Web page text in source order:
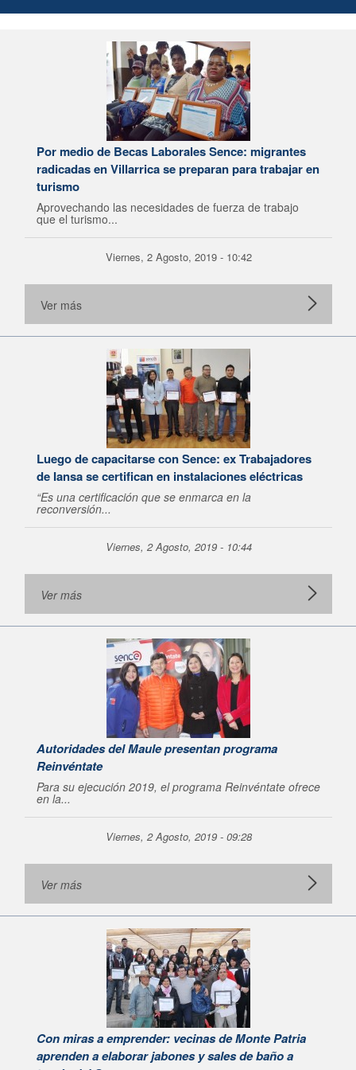
Por medio de Becas Laborales Sence: migrantes
radicadas en Villarrica se preparan para trabajar en
turismo
Aprovechando las necesidades de fuerza de trabajo
que el turismo...
Viernes, 2 Agosto, 2019 - 10:42
Ver más
Luego de capacitarse con Sence: ex Trabajadores
de Iansa se certifican en instalaciones eléctricas
“Es una certificación que se enmarca en la
reconversión...
Viernes, 2 Agosto, 2019 - 10:44
Ver más
Autoridades del Maule presentan programa
Reinvéntate
Para su ejecución 2019, el programa Reinvéntate ofrece
en la...
Viernes, 2 Agosto, 2019 - 09:28
Ver más
Con miras a emprender: vecinas de Monte Patria
aprenden a elaborar jabones y sales de baño a